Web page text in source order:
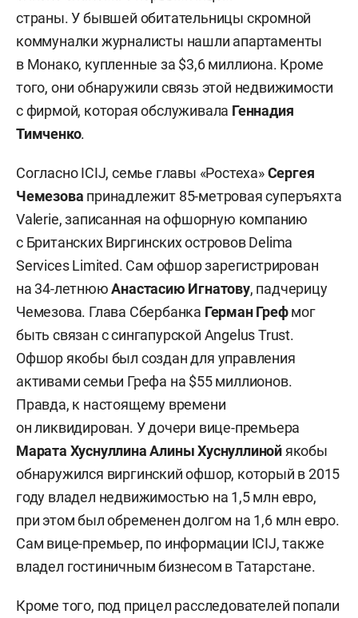
страны. У бывшей обитательницы скромной
коммуналки журналисты нашли апартаменты
в Монако, купленные за $3,6 миллиона. Кроме
того, они обнаружили связь этой недвижимости
с фирмой, которая обслуживала Геннадия
Тимченко.
Согласно ICIJ, семье главы «Ростеха»Сергея
Чемезова принадлежит 85-метровая суперъяхта
Valerie, записанная на офшорную компанию
с Британских Виргинских островов Delima
Services Limited. Сам офшор зарегистрирован
на 34-летнююАнастасию Игнатову, падчерицу
Чемезова. Глава Сбербанка Герман Грефмог
быть связан с сингапурской Angelus Trust.
Офшор якобы был создан для управления
активами семьи Грефа на $55 миллионов.
Правда, к настоящему времени
он ликвидирован. У дочери вице-премьера
Марата Хуснуллина Алины Хуснуллиной якобы
обнаружился виргинский офшор, который в 2015
году владел недвижимостью на 1,5 млн евро,
при этом был обременен долгом на 1,6 млн евро.
Сам вице-премьер, по информации ICIJ, также
владел гостиничным бизнесом в Татарстане.
Кроме того, под прицел расследователей попали